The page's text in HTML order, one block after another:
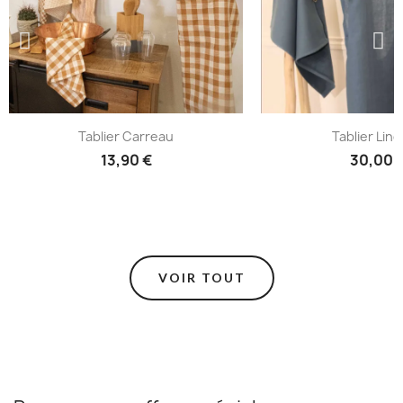
Tablier Carreau
13,90 €
Tablier Lino
30,00
VOIR TOUT